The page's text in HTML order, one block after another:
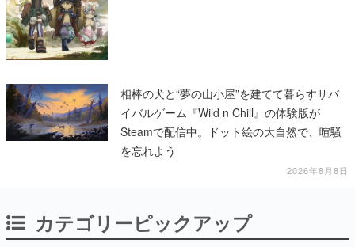
相棒の犬と“夢の山小屋”を建てて暮らすサバ
イバルゲーム『Wild n Chill』の体験版が
Steamで配信中。ドット絵の大自然で、喧騒
を忘れよう
2026年8月8日
カテゴリーピックアップ